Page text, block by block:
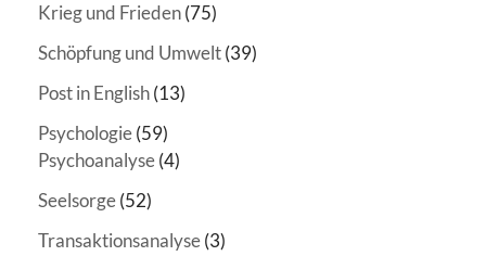
Krieg und Frieden(75)
Schöpfung und Umwelt(39)
Post in English(13)
Psychologie(59)
Psychoanalyse(4)
Seelsorge(52)
Transaktionsanalyse(3)